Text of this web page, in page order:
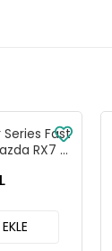
Fast
RX7 -